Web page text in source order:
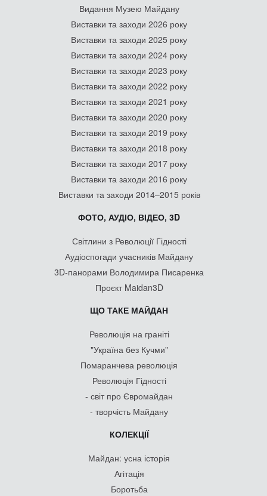
Видання Музею Майдану
Виставки та заходи 2026 року
Виставки та заходи 2025 року
Виставки та заходи 2024 року
Виставки та заходи 2023 року
Виставки та заходи 2022 року
Виставки та заходи 2021 року
Виставки та заходи 2020 року
Виставки та заходи 2019 року
Виставки та заходи 2018 року
Виставки та заходи 2017 року
Виставки та заходи 2016 року
Виставки та заходи 2014–2015 років
ФОТО, АУДІО, ВІДЕО, 3D
Світлини з Революції Гідності
Аудіоспогади учасників Майдану
3D-панорами Володимира Писаренка
Проєкт Maidan3D
ЩО ТАКЕ МАЙДАН
Революція на граніті
"Україна без Кучми"
Помаранчева революція
Революція Гідності
- світ про Євромайдан
- творчість Майдану
КОЛЕКЦІЇ
Майдан: усна історія
Агітація
Боротьба